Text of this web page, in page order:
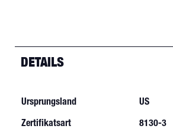
DETAILS
Ursprungsland
US
Zertifikatsart
8130-3